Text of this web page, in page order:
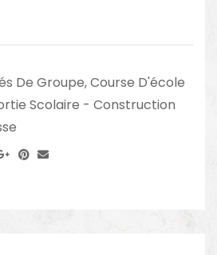
De Groupe,Course D'école
Scolaire - Construction